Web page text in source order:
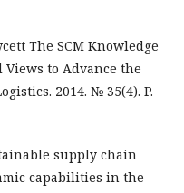
The SCM Knowledge
to Advance the
2014. № 35(4). P.
supply chain
capabilities in the